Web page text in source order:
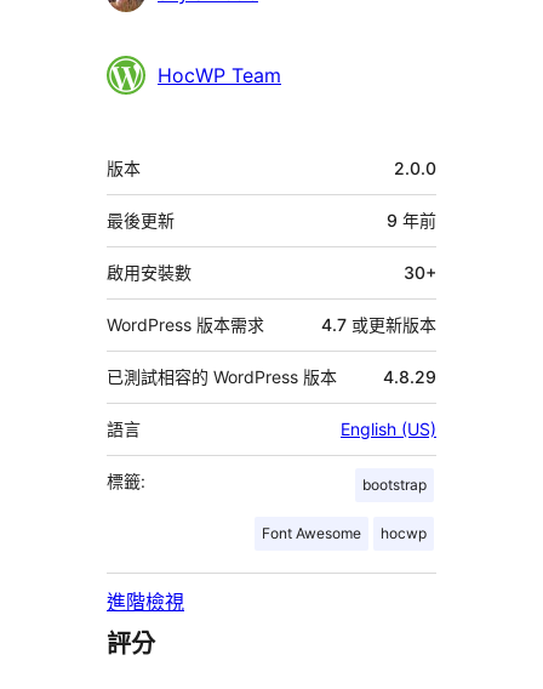
者
HocWP Team
中
繼
資
料
版本 2.0.0
最後更新 9 年前
啟用安裝數 30+
WordPress 版本需求 4.7 或更新版本
已測試相容的 WordPress 版本 4.8.29
語言 English (US)
標籤: bootstrap
Font Awesome hocwp
進階檢視
評分